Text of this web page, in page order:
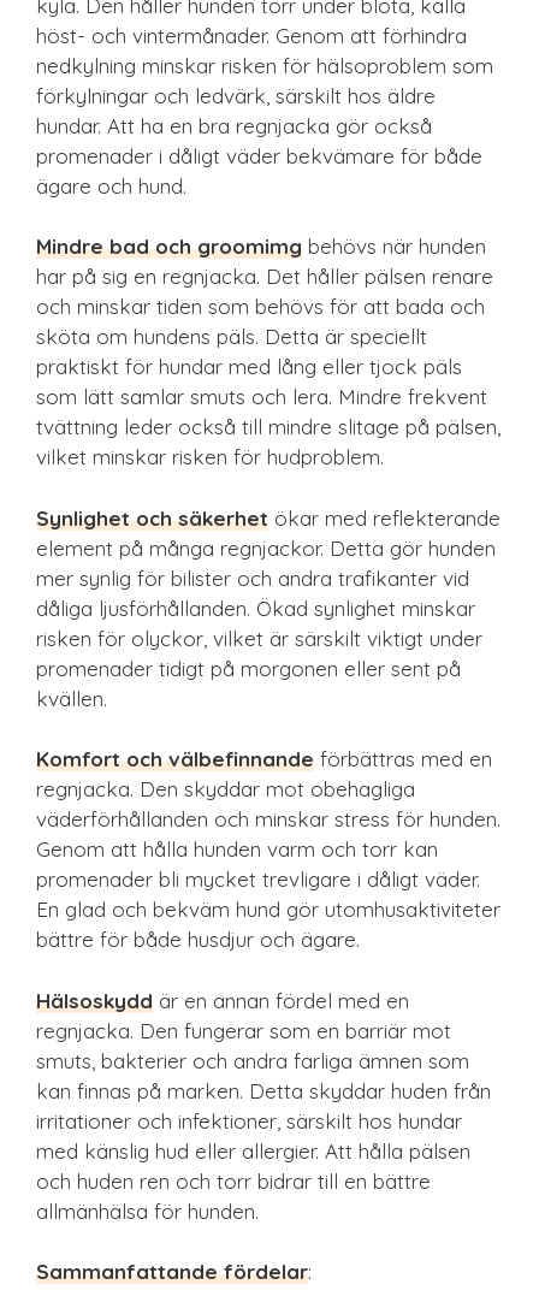
höst- och vintermånader. Genom att förhindra
nedkylning minskar risken för hälsoproblem som
förkylningar och ledvärk, särskilt hos äldre
hundar. Att ha en bra regnjacka gör också
promenader i dåligt väder bekvämare för både
ägare och hund.
Mindre bad och groomimg behövs när hunden
har på sig en regnjacka. Det håller pälsen renare
och minskar tiden som behövs för att bada och
sköta om hundens päls. Detta är speciellt
praktiskt för hundar med lång eller tjock päls
som lätt samlar smuts och lera. Mindre frekvent
tvättning leder också till mindre slitage på pälsen,
vilket minskar risken för hudproblem.
Synlighet och säkerhet ökar med reflekterande
element på många regnjackor. Detta gör hunden
mer synlig för bilister och andra trafikanter vid
dåliga ljusförhållanden. Ökad synlighet minskar
risken för olyckor, vilket är särskilt viktigt under
promenader tidigt på morgonen eller sent på
kvällen.
Komfort och välbefinnande förbättras med en
regnjacka. Den skyddar mot obehagliga
väderförhållanden och minskar stress för hunden.
Genom att hålla hunden varm och torr kan
promenader bli mycket trevligare i dåligt väder.
En glad och bekväm hund gör utomhusaktiviteter
bättre för både husdjur och ägare.
Hälsoskydd är en annan fördel med en
regnjacka. Den fungerar som en barriär mot
smuts, bakterier och andra farliga ämnen som
kan finnas på marken. Detta skyddar huden från
irritationer och infektioner, särskilt hos hundar
med känslig hud eller allergier. Att hålla pälsen
och huden ren och torr bidrar till en bättre
allmänhälsa för hunden.
Sammanfattande fördelar: